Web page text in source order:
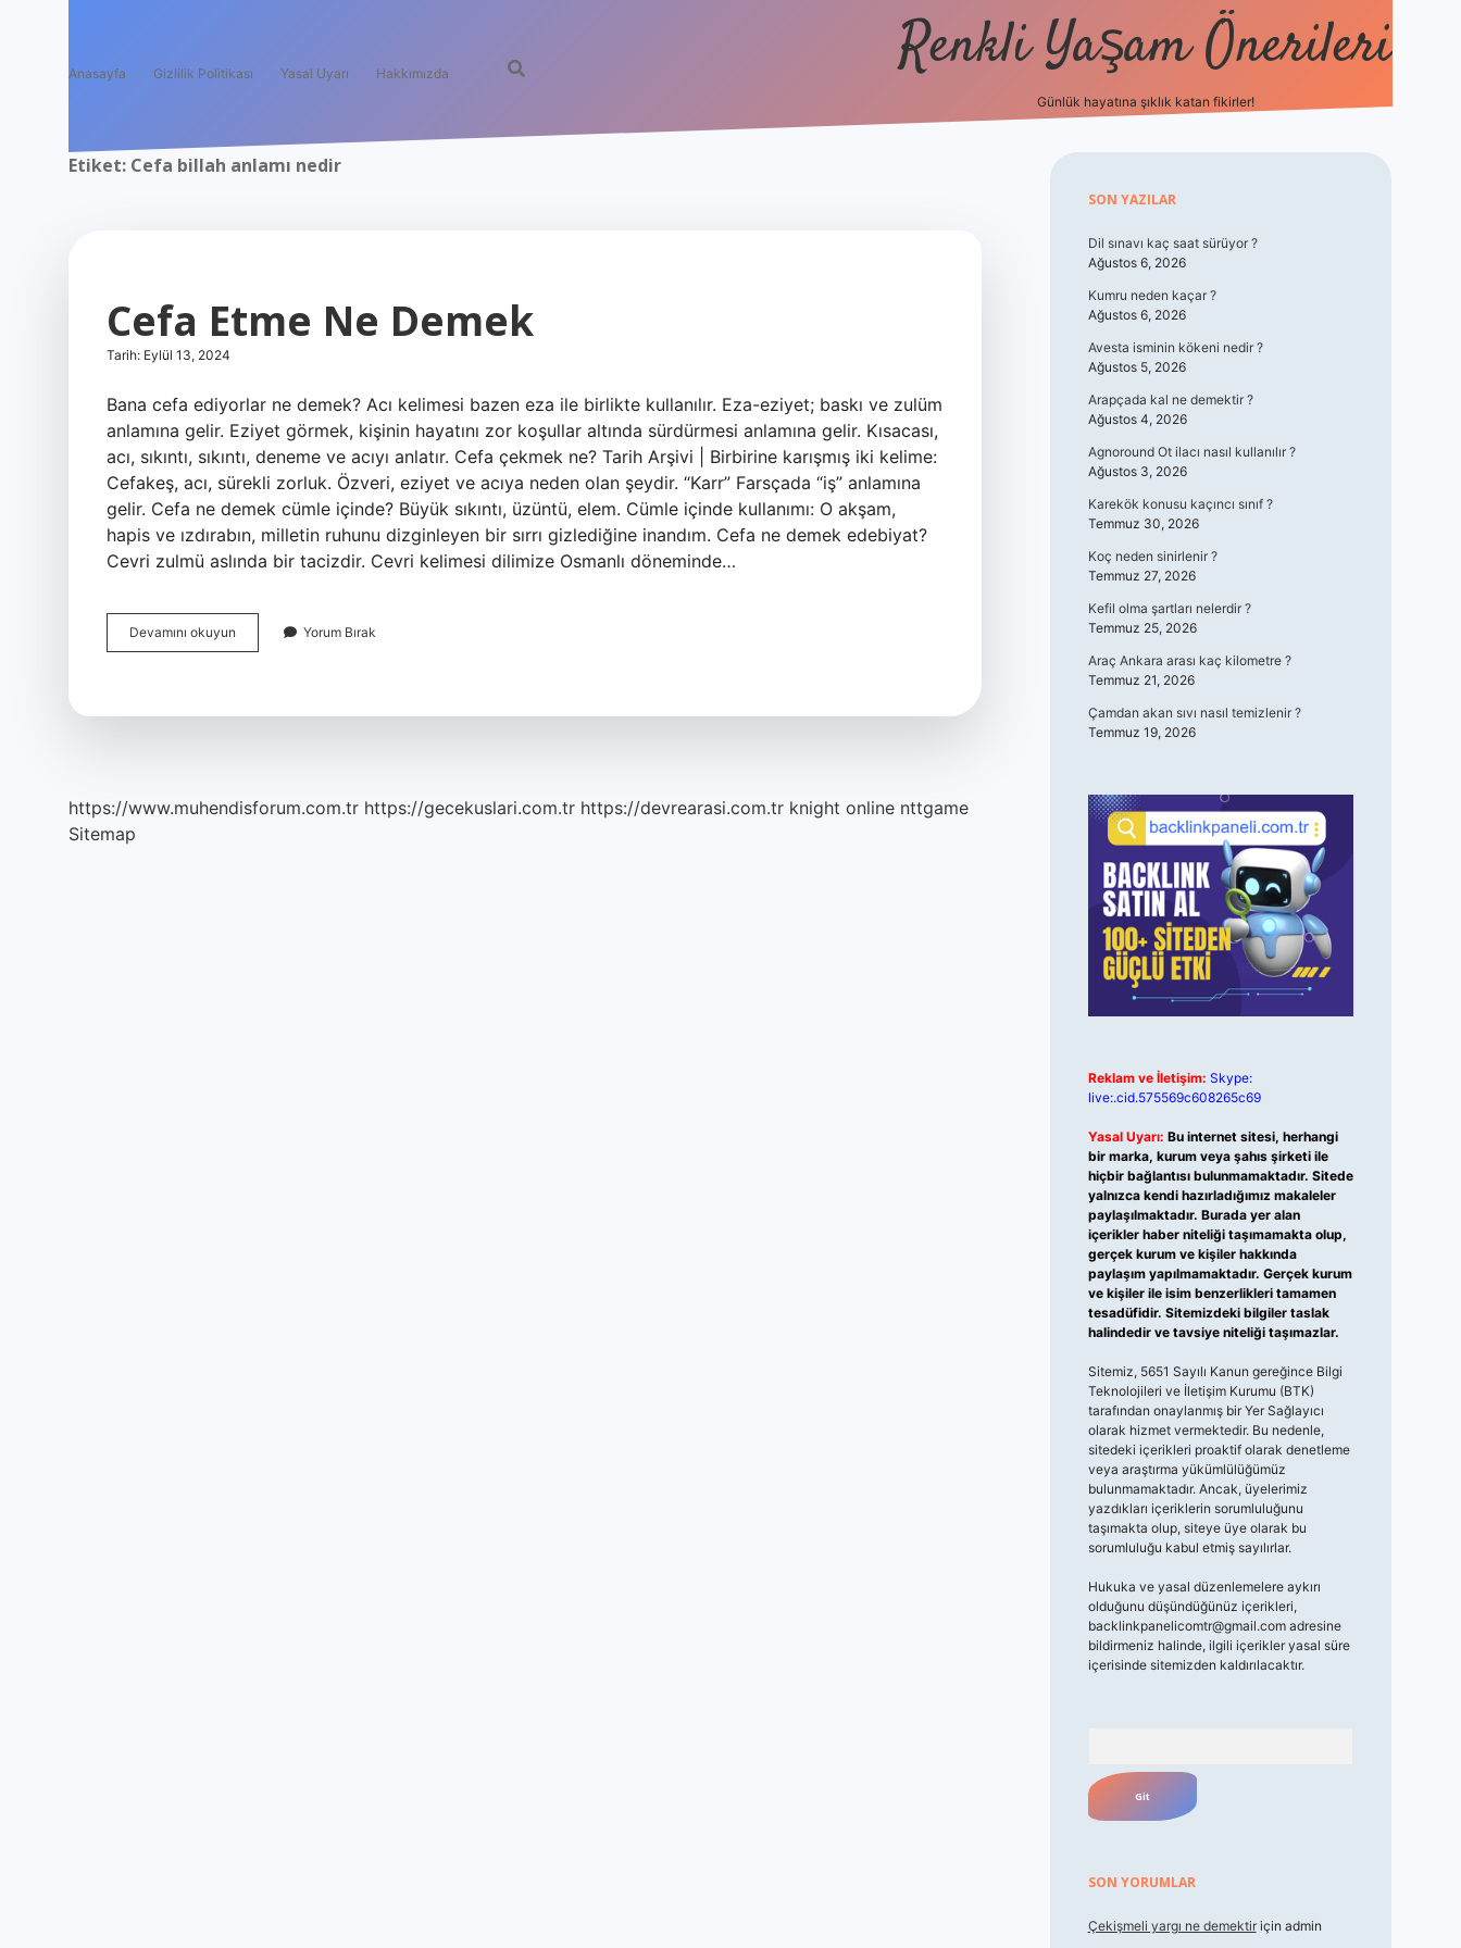
Anasayfa Gizlilik Politikası Yasal Uyarı Hakkımızda Renkli Yaşam Önerileri
Günlük hayatına şıklık katan fikirler!
Etiket: Cefa billah anlamı nedir
Cefa Etme Ne Demek
Tarih: Eylül 13, 2024
Bana cefa ediyorlar ne demek? Acı kelimesi bazen eza ile birlikte kullanılır. Eza-eziyet; baskı ve zulüm
anlamına gelir. Eziyet görmek, kişinin hayatını zor koşullar altında sürdürmesi anlamına gelir. Kısacası,
acı, sıkıntı, sıkıntı, deneme ve acıyı anlatır. Cefa çekmek ne? Tarih Arşivi | Birbirine karışmış iki kelime:
Cefakeş, acı, sürekli zorluk. Özveri, eziyet ve acıya neden olan şeydir. “Karr” Farsçada “iş” anlamına
gelir. Cefa ne demek cümle içinde? Büyük sıkıntı, üzüntü, elem. Cümle içinde kullanımı: O akşam,
hapis ve ızdırabın, milletin ruhunu dizginleyen bir sırrı gizlediğine inandım. Cefa ne demek edebiyat?
Cevri zulmü aslında bir tacizdir. Cevri kelimesi dilimize Osmanlı döneminde…
Devamını okuyun
Etme
Yorum Bırak
https://www.muhendisforum.com.tr https://gecekuslari.com.tr https://devrearasi.com.tr knight online nttgame
Sitemap
Sidebar
SON YAZILAR
Dil sınavı kaç saat sürüyor ?
Ağustos 6, 2026
Kumru neden kaçar ?
Ağustos 6, 2026
Avesta isminin kökeni nedir ?
Ağustos 5, 2026
Arapçada kal ne demektir ?
Ağustos 4, 2026
Agnoround Ot ilacı nasıl kullanılır ?
Ağustos 3, 2026
Karekök konusu kaçıncı sınıf ?
Temmuz 30, 2026
Koç neden sinirlenir ?
Temmuz 27, 2026
Kefil olma şartları nelerdir ?
Temmuz 25, 2026
Araç Ankara arası kaç kilometre ?
Temmuz 21, 2026
Çamdan akan sıvı nasıl temizlenir ?
Temmuz 19, 2026
Reklam ve İletişim: Skype:
live:.cid.575569c608265c69
Yasal Uyarı: Bu internet sitesi, herhangi
bir marka, kurum veya şahıs şirketi ile
hiçbir bağlantısı bulunmamaktadır. Sitede
yalnızca kendi hazırladığımız makaleler
paylaşılmaktadır. Burada yer alan
içerikler haber niteliği taşımamakta olup,
gerçek kurum ve kişiler hakkında
paylaşım yapılmamaktadır. Gerçek kurum
ve kişiler ile isim benzerlikleri tamamen
tesadüfidir. Sitemizdeki bilgiler taslak
halindedir ve tavsiye niteliği taşımazlar.
Sitemiz, 5651 Sayılı Kanun gereğince Bilgi
Teknolojileri ve İletişim Kurumu (BTK)
tarafından onaylanmış bir Yer Sağlayıcı
olarak hizmet vermektedir. Bu nedenle,
sitedeki içerikleri proaktif olarak denetleme
veya araştırma yükümlülüğümüz
bulunmamaktadır. Ancak, üyelerimiz
yazdıkları içeriklerin sorumluluğunu
taşımakta olup, siteye üye olarak bu
sorumluluğu kabul etmiş sayılırlar.
Hukuka ve yasal düzenlemelere aykırı
olduğunu düşündüğünüz içerikleri,
backlinkpanelicomtr@gmail.comadresine
bildirmeniz halinde, ilgili içerikler yasal süre
içerisinde sitemizden kaldırılacaktır.
SON YORUMLAR
Çekişmeli yargı ne demektiriçin admin